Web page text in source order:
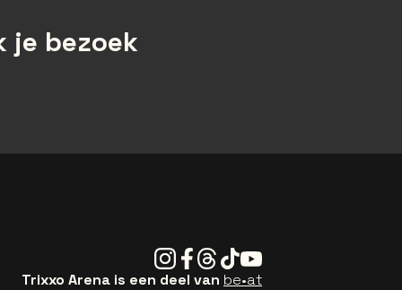
je bezoek
Instagram
Facebook
Threads
TiktokYoutube
Trixxo Arena is een deel van be•at